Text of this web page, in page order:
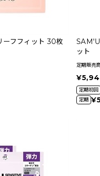
フフィット 30枚
ット
定期販売
定期初回
定期